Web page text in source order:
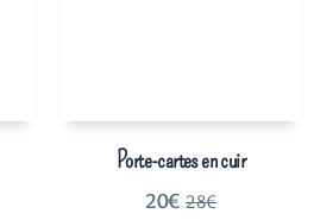
Porte-cartes en cuir
20€ 28€